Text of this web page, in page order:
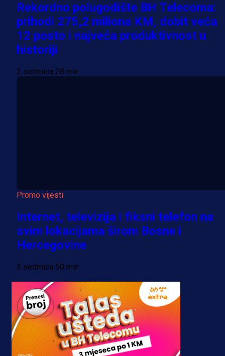
Rekordno polugodište BH Telecoma:
prihodi 275,2 miliona KM, dobit veća
12 posto i najveća produktivnost u
historiji
2 sedmica 28 min
Promo vijesti
Internet, televizija i fiksni telefon na
svim lokacijama širom Bosne i
Hercegovine
3 sedmica 50 min